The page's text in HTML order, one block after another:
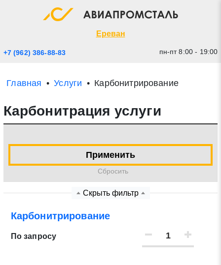
Ереван
+7 (962) 386-88-83 пн-пт 8:00 - 19:00
Главная Услуги Карбонитрирование
Карбонитрация услуги
Применить
Cбросить
Скрыть фильтр
Карбонитрирование
По запросу
Экспресс заявка
* - обязательные поля для заполнения
Прикрепить файл (до 20 mb)
Нажимая на кнопку «Отправить заявку» Вы даете